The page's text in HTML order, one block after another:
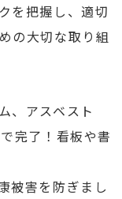
を把握し、適切
めの大切な取り組
、アスベスト
完了！看板や書
被害を防ぎまし